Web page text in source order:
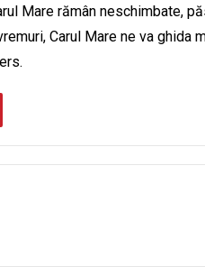
Mare rămân neschimbate,
Carul Mare ne va ghida